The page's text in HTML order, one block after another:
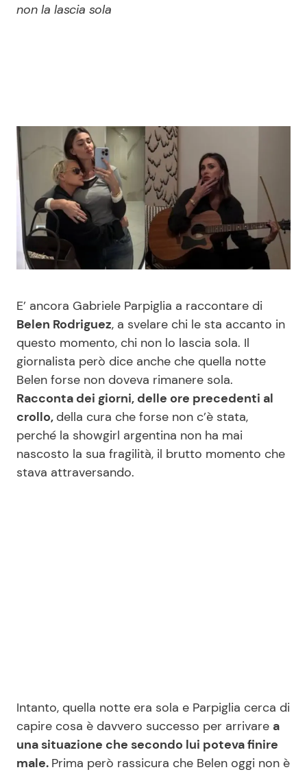
Politica
News Cinema
News Musica
News Spettacolo
News dal mondo
Benessere
Moda e Style
Mondo Mamma
News benessere
Salute
Viaggi e Turismo
Cucina e Ricette
Dolci
Le Ricette in TV
Primi Piatti
Ricette Facili e Veloci
Disclaimer e Privacy
Redazione
Contattaci
non la lascia sola
E’ ancora Gabriele Parpiglia a raccontare di
Belen Rodriguez, a svelare chi le sta accanto in
questo momento, chi non lo lascia sola. Il
giornalista però dice anche che quella notte
Belen forse non doveva rimanere sola.
Racconta dei giorni, delle ore precedenti al
crollo, della cura che forse non c’è stata,
perché la showgirl argentina non ha mai
nascosto la sua fragilità, il brutto momento che
stava attraversando.
Intanto, quella notte era sola e Parpiglia cerca di
capire cosa è davvero successo per arrivare a
una situazione che secondo lui poteva finire
male. Prima però rassicura che Belen oggi non è